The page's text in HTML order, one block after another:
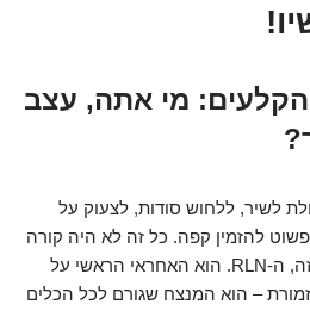
הקלעים: מי אתה, עצב
לשיר, ללחוש סודות, לצעוק על
להזמין קפה. כל זה לא היה קורה
בלי העצב הקטן והמפותל הזה, ה-RLN. הוא האחראי הראשי על
– הוא המנצח שגורם לכל הכלים